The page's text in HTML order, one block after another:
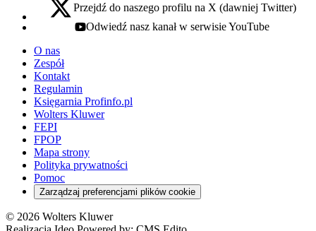
x - otwiera się w nowej karcie
Przejdź do naszego profilu na X (dawniej Twitter)
youtube - otwiera się w nowej karcie
Odwiedź nasz kanał w serwisie YouTube
O nas
Zespół
Kontakt
Regulamin
Księgarnia Profinfo.pl
Wolters Kluwer
FEPI
FPOP
Mapa strony
Polityka prywatności
Pomoc
Zarządzaj preferencjami plików cookie
© 2026 Wolters Kluwer